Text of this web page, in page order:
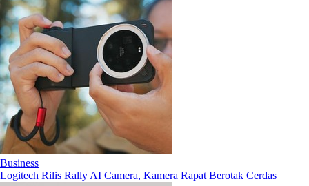
Business
Logitech Rilis Rally AI Camera, Kamera Rapat Berotak Cerdas